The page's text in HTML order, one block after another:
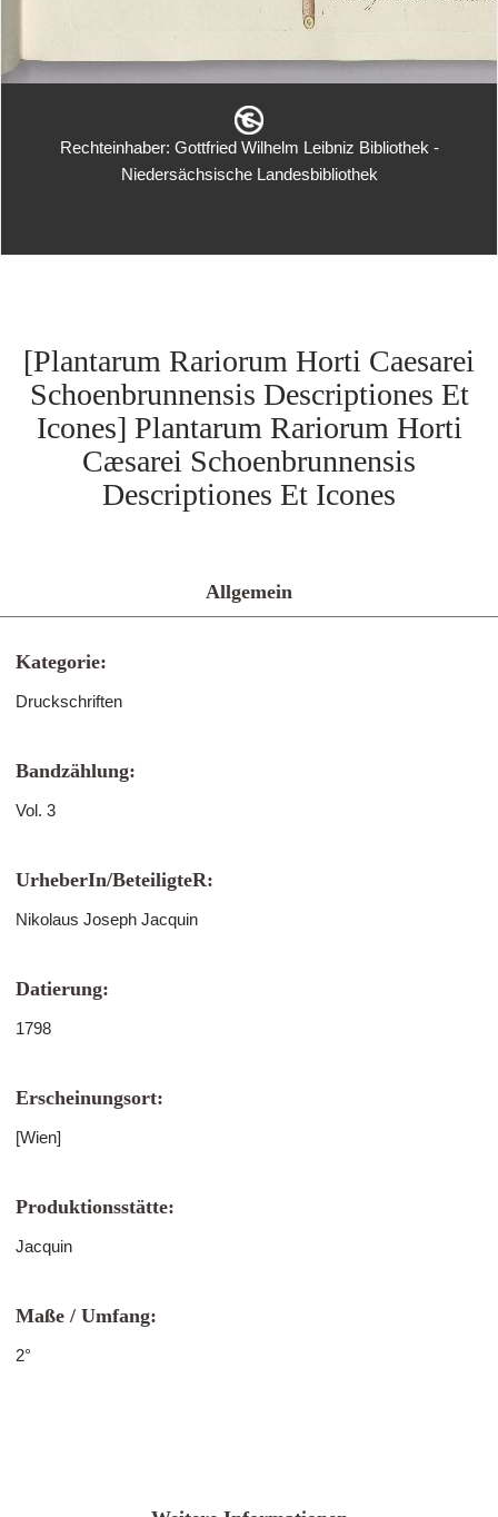
Rechteinhaber: Gottfried Wilhelm Leibniz Bibliothek -
Niedersächsische Landesbibliothek
[Plantarum Rariorum Horti Caesarei
Schoenbrunnensis Descriptiones Et
Icones] Plantarum Rariorum Horti
Cæsarei Schoenbrunnensis
Descriptiones Et Icones
Allgemein
Kategorie:
Druckschriften
Bandzählung:
Vol. 3
UrheberIn/BeteiligteR:
Nikolaus Joseph Jacquin
Datierung:
1798
Erscheinungsort:
[Wien]
Produktionsstätte:
Jacquin
Maße / Umfang:
2°